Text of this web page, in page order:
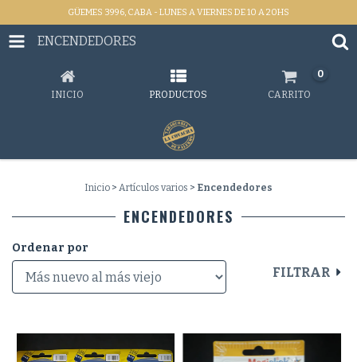
GÜEMES 3996, CABA - LUNES A VIERNES DE 10 A 20HS
ENCENDEDORES
INICIO PRODUCTOS CARRITO
0
Inicio > Artículos varios > Encendedores
ENCENDEDORES
Ordenar por
FILTRAR